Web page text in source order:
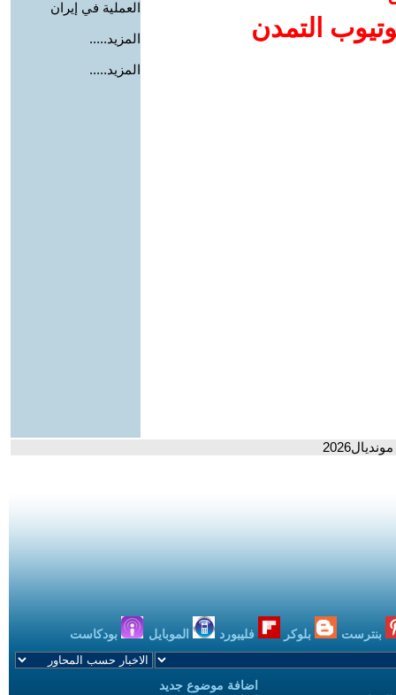
التمدن
العملية في إيران
المزيد.....
المزيد.....
بنترست بلوكر فليبورد الموبايل بودكاست
اضافة موضوع جديد